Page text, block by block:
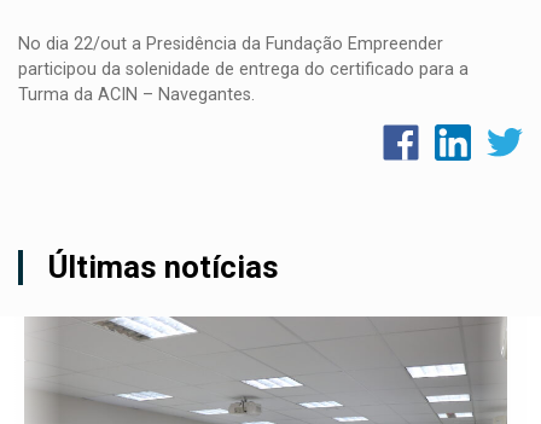
No dia 22/out a Presidência da Fundação Empreender
participou da solenidade de entrega do certificado para a
Turma da ACIN – Navegantes.
Últimas notícias